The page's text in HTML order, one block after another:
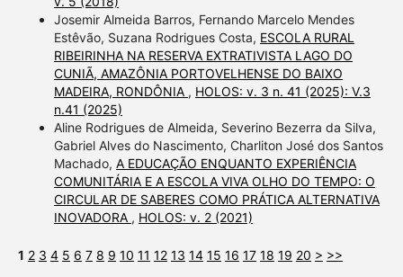
Josemir Almeida Barros, Fernando Marcelo Mendes
Estêvão, Suzana Rodrigues Costa, ESCOLA RURAL
RIBEIRINHA NA RESERVA EXTRATIVISTA LAGO DO
CUNIÃ, AMAZÔNIA PORTOVELHENSE DO BAIXO
MADEIRA, RONDÔNIA , HOLOS: v. 3 n. 41 (2025): V.3
n.41 (2025)
Aline Rodrigues de Almeida, Severino Bezerra da Silva,
Gabriel Alves do Nascimento, Charliton José dos Santos
Machado, A EDUCAÇÃO ENQUANTO EXPERIÊNCIA
COMUNITÁRIA E A ESCOLA VIVA OLHO DO TEMPO: O
CIRCULAR DE SABERES COMO PRÁTICA ALTERNATIVA
INOVADORA , HOLOS: v. 2 (2021)
1 2 3 4 5 6 7 8 9 10 11 12 13 14 15 16 17 18 19 20 > >>